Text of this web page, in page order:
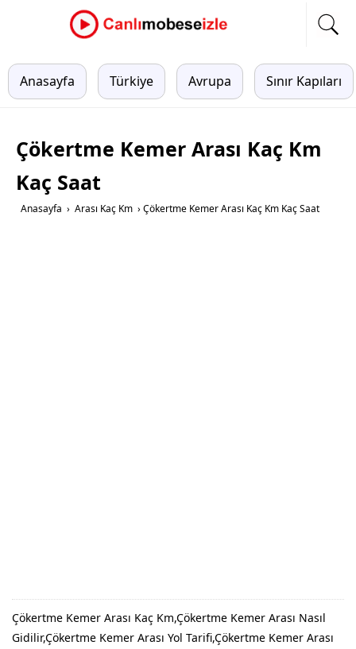
Anasayfa Türkiye Avrupa Sınır Kapıları
Çökertme Kemer Arası Kaç Km
Kaç Saat
Anasayfa › Arası Kaç Km › Çökertme Kemer Arası Kaç Km Kaç Saat
Çökertme Kemer Arası Kaç Km,Çökertme Kemer Arası Nasıl
Gidilir,Çökertme Kemer Arası Yol Tarifi,Çökertme Kemer Arası